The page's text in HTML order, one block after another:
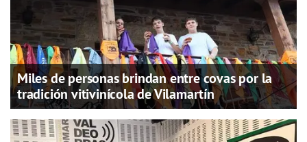
Miles de personas brindan entre covas por la
tradición vitivinícola de Vilamartín